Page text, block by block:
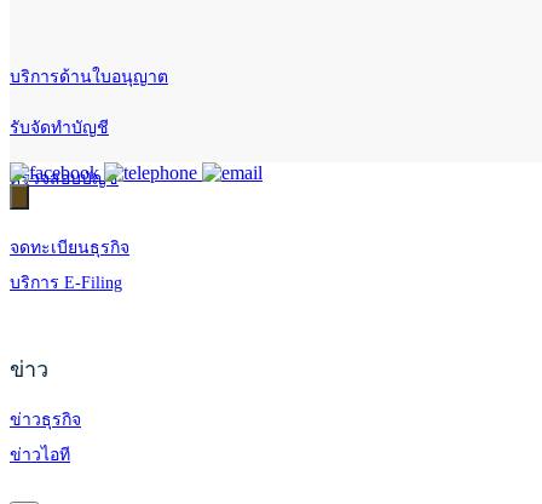
บริการด้านใบอนุญาต
รับจัดทำบัญชี
ตรวจสอบบัญชี
จดทะเบียนธุรกิจ
บริการ E-Filing
ข่าว
ข่าวธุรกิจ
ข่าวไอที